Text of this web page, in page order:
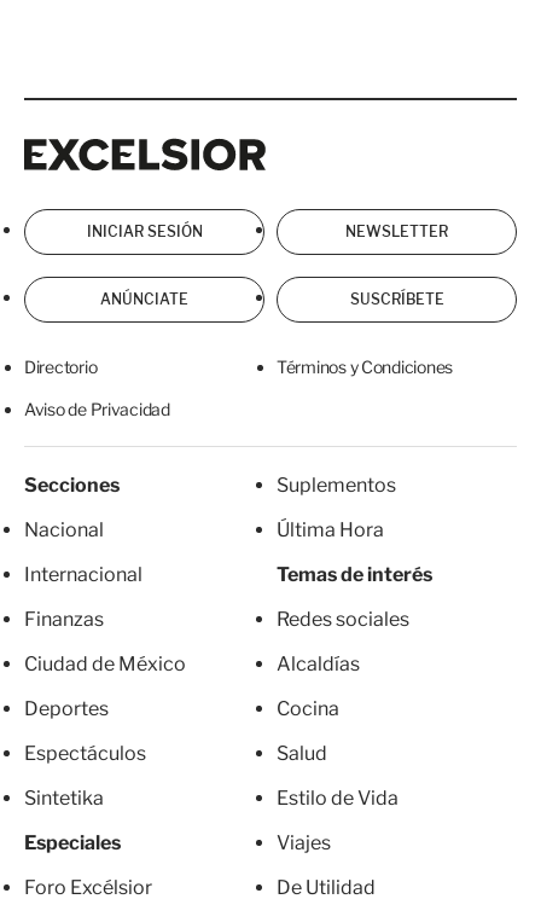
INICIAR SESIÓN NEWSLETTER
ANÚNCIATE SUSCRÍBETE
Directorio Términos y Condiciones
Aviso de Privacidad
Secciones
Nacional
Internacional
Finanzas
Ciudad de México
Deportes
Espectáculos
Sintetika
Especiales
Foro Excélsior
Suplementos
Última Hora
Temas de interés
Redes sociales
Alcaldías
Cocina
Salud
Estilo de Vida
Viajes
De Utilidad